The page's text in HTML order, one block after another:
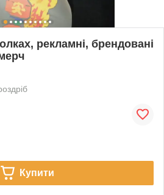
рекламні, брендовані
Купити